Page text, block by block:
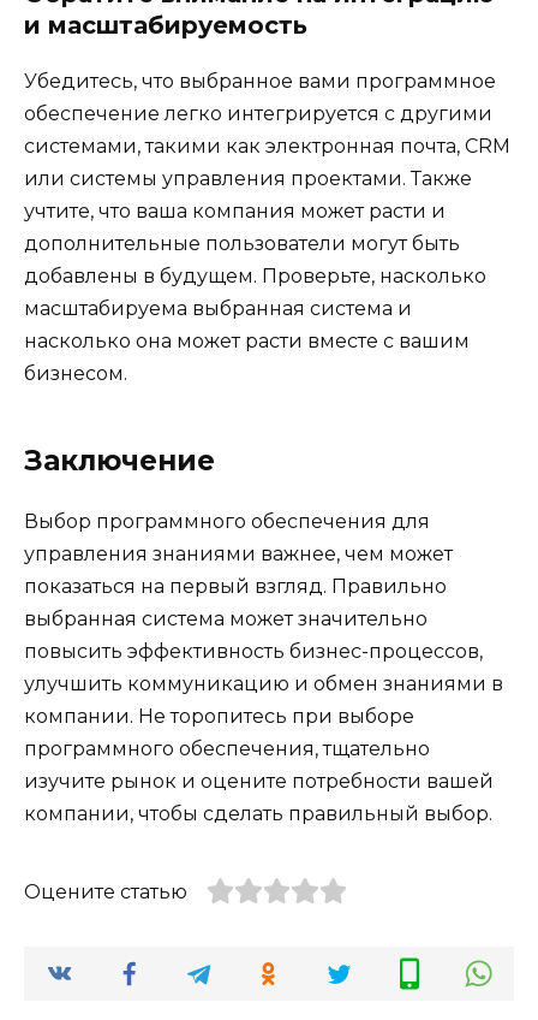
и масштабируемость
Убедитесь, что выбранное вами программное
обеспечение легко интегрируется с другими
системами, такими как электронная почта, CRM
или системы управления проектами. Также
учтите, что ваша компания может расти и
дополнительные пользователи могут быть
добавлены в будущем. Проверьте, насколько
масштабируема выбранная система и
насколько она может расти вместе с вашим
бизнесом.
Заключение
Выбор программного обеспечения для
управления знаниями важнее, чем может
показаться на первый взгляд. Правильно
выбранная система может значительно
повысить эффективность бизнес-процессов,
улучшить коммуникацию и обмен знаниями в
компании. Не торопитесь при выборе
программного обеспечения, тщательно
изучите рынок и оцените потребности вашей
компании, чтобы сделать правильный выбор.
Оцените статью